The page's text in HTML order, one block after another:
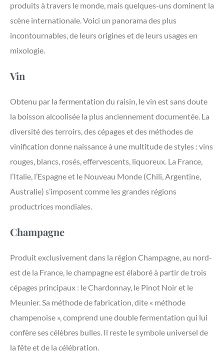
produits à travers le monde, mais quelques-uns dominent la
scène internationale. Voici un panorama des plus
incontournables, de leurs origines et de leurs usages en
mixologie.
Vin
Obtenu par la fermentation du raisin, le vin est sans doute
la boisson alcoolisée la plus anciennement documentée. La
diversité des terroirs, des cépages et des méthodes de
vinification donne naissance à une multitude de styles : vins
rouges, blancs, rosés, effervescents, liquoreux. La France,
l’Italie, l’Espagne et le Nouveau Monde (Chili, Argentine,
Australie) s’imposent comme les grandes régions
productrices mondiales.
Champagne
Produit exclusivement dans la région Champagne, au nord-
est de la France, le champagne est élaboré à partir de trois
cépages principaux : le Chardonnay, le Pinot Noir et le
Meunier. Sa méthode de fabrication, dite « méthode
champenoise », comprend une double fermentation qui lui
confère ses célèbres bulles. Il reste le symbole universel de
la fête et de la célébration.